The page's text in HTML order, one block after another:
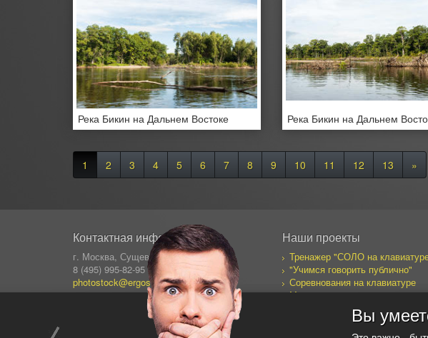
Река Бикин на Дальнем Востоке Река Бикин на Дальнем
1 2 3 4 5 6 7 8 9 10 11 12 13 »
Контактная информация
г. Москва, Сущевский Вал 64
8 (495) 995-82-95 (кругл.)
photostock@ergosolo.ru
Наши проекты
Тренажер "СОЛО на
"Учимся говорить публично"
Соревнования на клавиатуре
Моя собака желает
Дневник предпринимателя
Вы